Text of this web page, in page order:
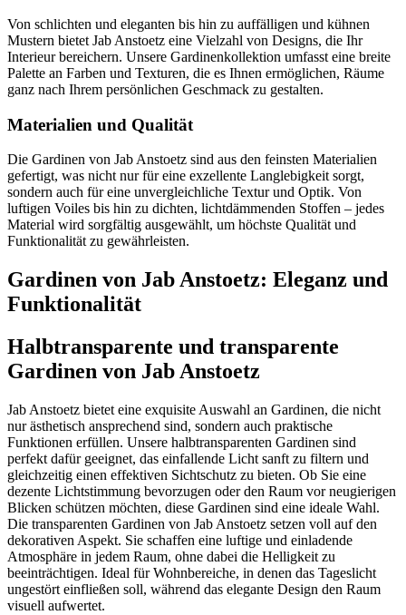
Von schlichten und eleganten bis hin zu auffälligen und kühnen
Mustern bietet Jab Anstoetz eine Vielzahl von Designs, die Ihr
Interieur bereichern. Unsere Gardinenkollektion umfasst eine breite
Palette an Farben und Texturen, die es Ihnen ermöglichen, Räume
ganz nach Ihrem persönlichen Geschmack zu gestalten.
Materialien und Qualität
Die Gardinen von Jab Anstoetz sind aus den feinsten Materialien
gefertigt, was nicht nur für eine exzellente Langlebigkeit sorgt,
sondern auch für eine unvergleichliche Textur und Optik. Von
luftigen Voiles bis hin zu dichten, lichtdämmenden Stoffen – jedes
Material wird sorgfältig ausgewählt, um höchste Qualität und
Funktionalität zu gewährleisten.
Gardinen von Jab Anstoetz: Eleganz und
Funktionalität
Halbtransparente und transparente
Gardinen von Jab Anstoetz
Jab Anstoetz bietet eine exquisite Auswahl an Gardinen, die nicht
nur ästhetisch ansprechend sind, sondern auch praktische
Funktionen erfüllen. Unsere halbtransparenten Gardinen sind
perfekt dafür geeignet, das einfallende Licht sanft zu filtern und
gleichzeitig einen effektiven Sichtschutz zu bieten. Ob Sie eine
dezente Lichtstimmung bevorzugen oder den Raum vor neugierigen
Blicken schützen möchten, diese Gardinen sind eine ideale Wahl.
Die transparenten Gardinen von Jab Anstoetz setzen voll auf den
dekorativen Aspekt. Sie schaffen eine luftige und einladende
Atmosphäre in jedem Raum, ohne dabei die Helligkeit zu
beeinträchtigen. Ideal für Wohnbereiche, in denen das Tageslicht
ungestört einfließen soll, während das elegante Design den Raum
visuell aufwertet.